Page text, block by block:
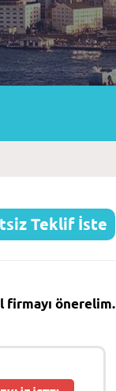
Teklif İste
firmayı önerelim.